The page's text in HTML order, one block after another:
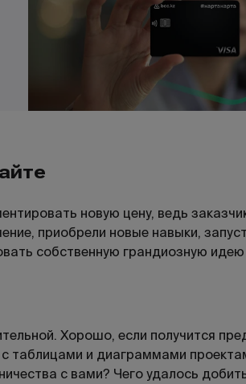
новую цену, ведь
приобрели новые навыки,
собственную грандиозную
Хорошо, если получится
таблицами и диаграммами
с вами? Чего удалось